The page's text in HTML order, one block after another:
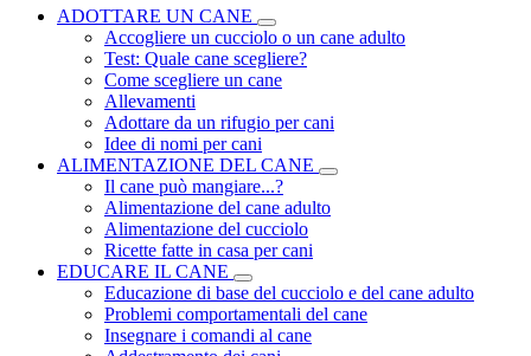
ADOTTARE UN CANE
Accogliere un cucciolo o un cane adulto
Test: Quale cane scegliere?
Come scegliere un cane
Allevamenti
Adottare da un rifugio per cani
Idee di nomi per cani
ALIMENTAZIONE DEL CANE
Il cane può mangiare...?
Alimentazione del cane adulto
Alimentazione del cucciolo
Ricette fatte in casa per cani
EDUCARE IL CANE
Educazione di base del cucciolo e del cane adulto
Problemi comportamentali del cane
Insegnare i comandi al cane